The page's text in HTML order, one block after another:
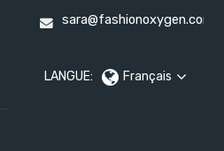
sara@fashionoxygen.com
LANGUE: Français